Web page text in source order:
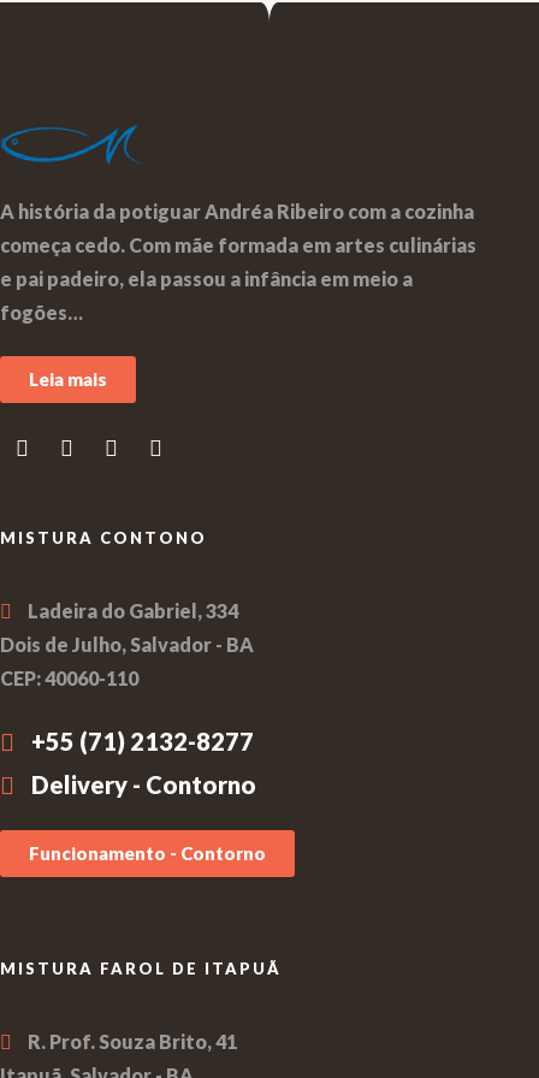
A história da potiguar Andréa Ribeiro com a cozinha
começa cedo. Com mãe formada em artes culinárias
e pai padeiro, ela passou a infância em meio a
fogões…
Leia mais
MISTURA CONTONO
Ladeira do Gabriel, 334
Dois de Julho, Salvador - BA
CEP: 40060-110
+55 (71) 2132-8277
Delivery - Contorno
Funcionamento - Contorno
MISTURA FAROL DE ITAPUÃ
R. Prof. Souza Brito, 41